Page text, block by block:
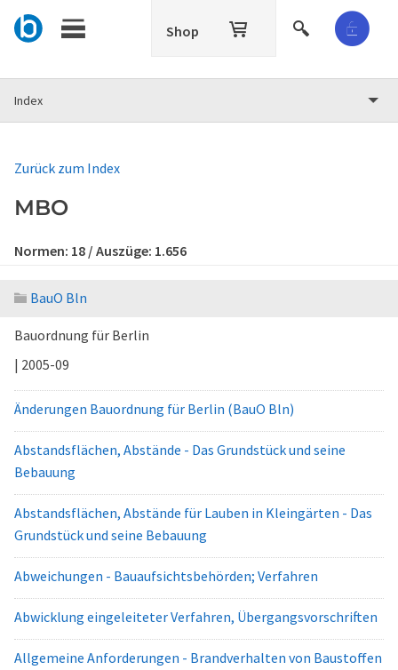
Shop
Index
Zurück zum Index
MBO
Normen: 18 / Auszüge: 1.656
BauO Bln
Bauordnung für Berlin
| 2005-09
Änderungen Bauordnung für Berlin (BauO Bln)
Abstandsflächen, Abstände - Das Grundstück und seine
Bebauung
Abstandsflächen, Abstände für Lauben in Kleingärten - Das
Grundstück und seine Bebauung
Abweichungen - Bauaufsichtsbehörden; Verfahren
Abwicklung eingeleiteter Verfahren, Übergangsvorschriften
Allgemeine Anforderungen - Brandverhalten von Baustoffen